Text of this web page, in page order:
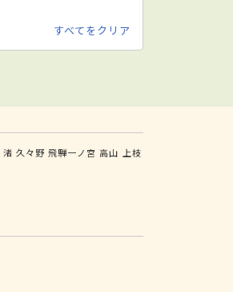
すべてをクリア
渚 久々野 飛騨一ノ宮 高山
上枝